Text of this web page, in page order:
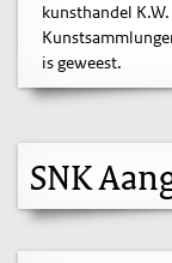
kunsthandel
is geweest.
SNK